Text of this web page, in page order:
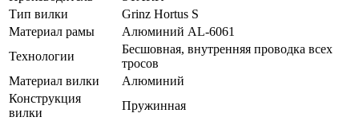
Тип вилки
Grinz Hortus S
Материал рамы
Алюминий AL-6061
Технологии
Бесшовная, внутренняя проводка всех
тросов
Материал вилки
Алюминий
Конструкция
вилки
Пружинная